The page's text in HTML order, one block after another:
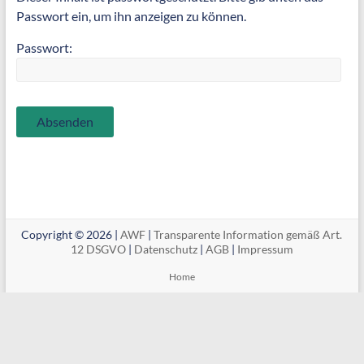
Passwort ein, um ihn anzeigen zu können.
Passwort:
Copyright © 2026 |AWF |Transparente Information gemäß Art.
12 DSGVO| Datenschutz| AGB| Impressum
Home